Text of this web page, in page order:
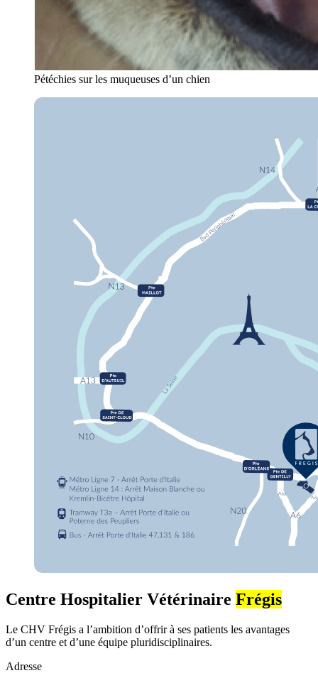
Pétéchies sur les muqueuses d’un chien
Centre Hospitalier Vétérinaire Frégis
Le CHV Frégis a l’ambition d’offrir à ses patients les avantages
d’un centre et d’une équipe pluridisciplinaires.
Adresse